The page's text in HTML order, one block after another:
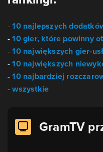
-10 najlepszych
-10 gier, które powinny
-10 największych gier-
-10 największych
-10 najbardziej
-wszystkie
GramTV